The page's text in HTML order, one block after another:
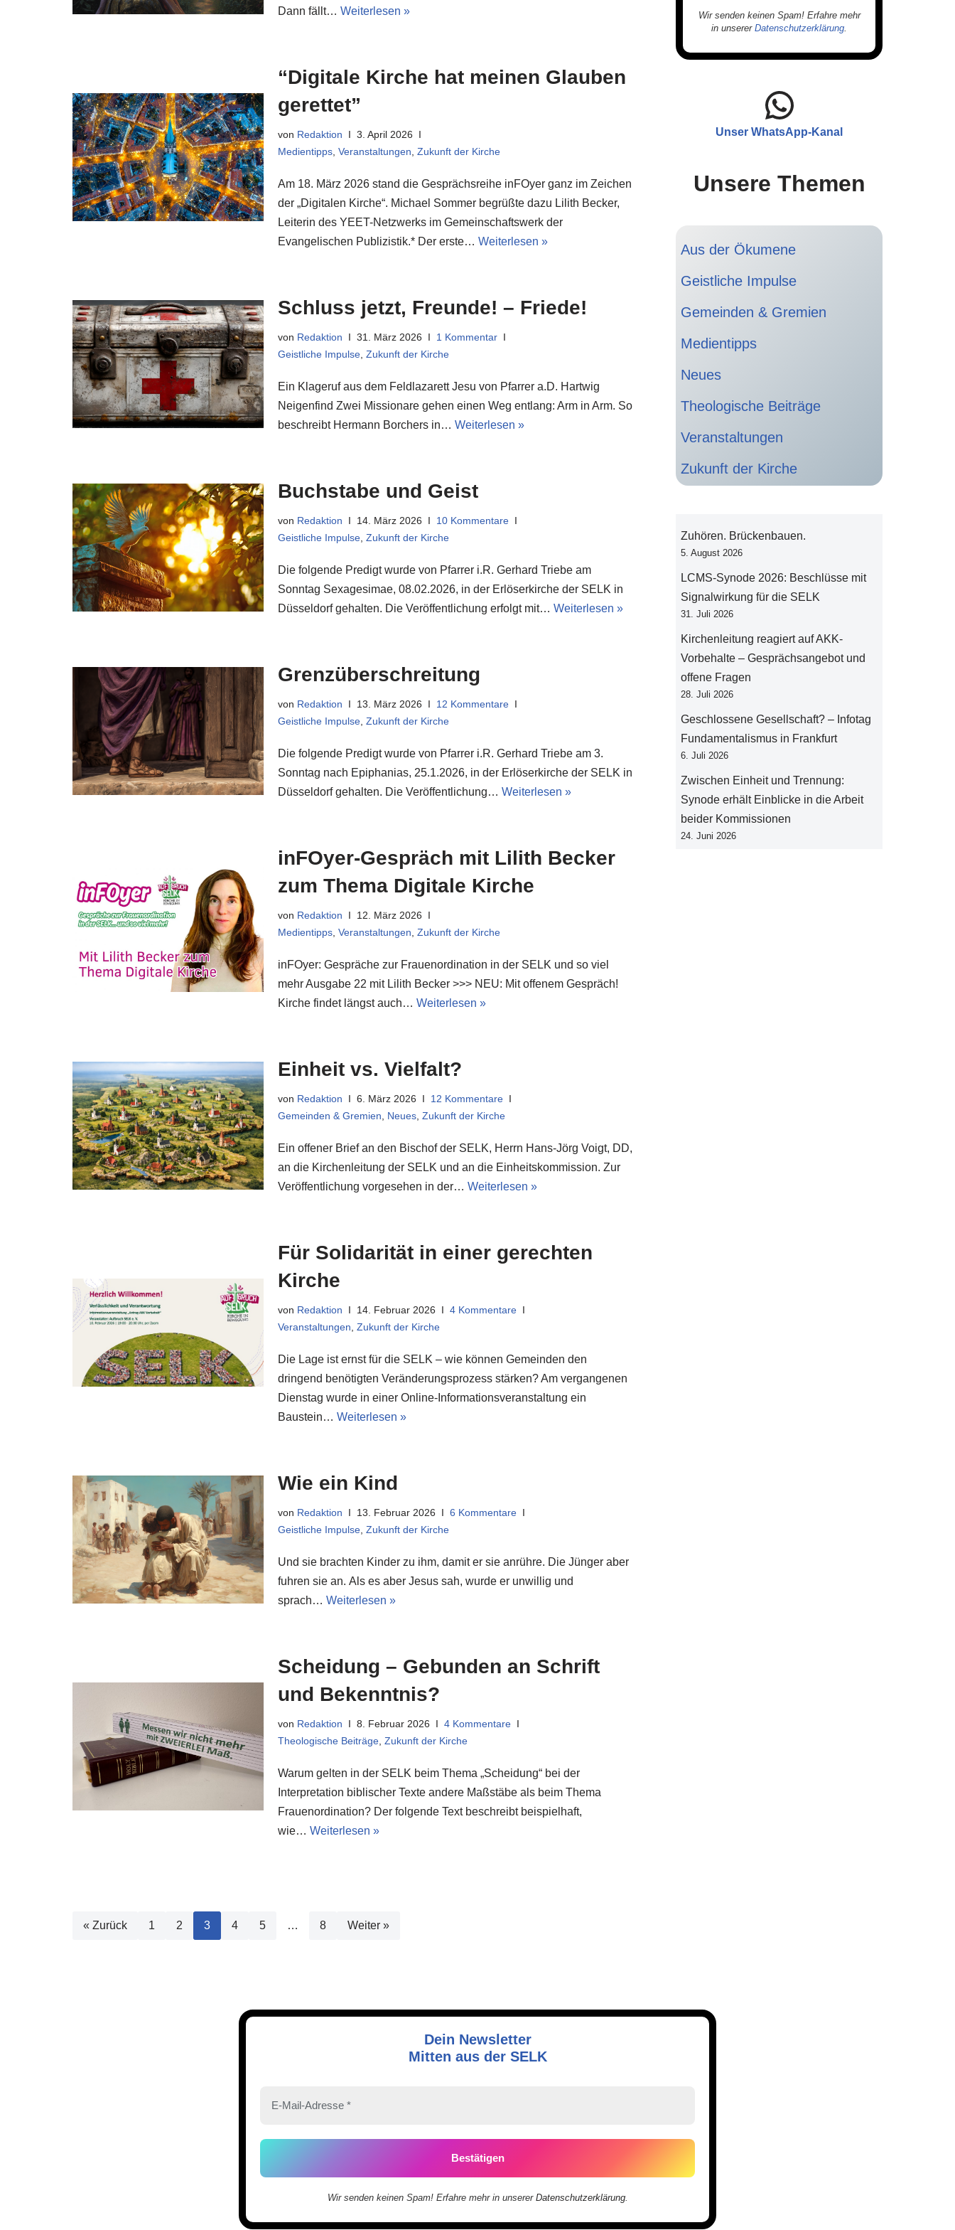
Dann fällt…Weiterlesen »
“Digitale Kirche hat meinen Glauben
gerettet”
von Redaktion
3. April 2026
Medientipps ,Veranstaltungen ,Zukunft der Kirche
Am 18. März 2026 stand die Gesprächsreihe inFOyer ganz im Zeichen
der „Digitalen Kirche“. Michael Sommer begrüßte dazu Lilith Becker,
Leiterin des YEET-Netzwerks im Gemeinschaftswerk der
Evangelischen Publizistik.* Der erste…Weiterlesen »
Schluss jetzt, Freunde! – Friede!
von Redaktion 31. März 2026
1 Kommentar
Geistliche Impulse ,Zukunft der Kirche
Ein Klageruf aus dem Feldlazarett Jesu von Pfarrer a.D. Hartwig
Neigenfind Zwei Missionare gehen einen Weg entlang: Arm in Arm. So
beschreibt Hermann Borchers in…Weiterlesen »
Buchstabe und Geist
von Redaktion 14. März 2026
10 Kommentare
Geistliche Impulse ,Zukunft der Kirche
Die folgende Predigt wurde von Pfarrer i.R. Gerhard Triebe am
Sonntag Sexagesimae, 08.02.2026, in der Erlöserkirche der SELK in
Düsseldorf gehalten. Die Veröffentlichung erfolgt mit…Weiterlesen »
Grenzüberschreitung
von Redaktion 13. März 2026
12 Kommentare
Geistliche Impulse ,Zukunft der Kirche
Die folgende Predigt wurde von Pfarrer i.R. Gerhard Triebe am 3.
Sonntag nach Epiphanias, 25.1.2026, in der Erlöserkirche der SELK in
Düsseldorf gehalten. Die Veröffentlichung…Weiterlesen »
inFOyer-Gespräch mit Lilith Becker
zum Thema Digitale Kirche
von Redaktion
12. März 2026
Medientipps ,Veranstaltungen ,Zukunft der Kirche
inFOyer: Gespräche zur Frauenordination in der SELK und so viel
mehr Ausgabe 22 mit Lilith Becker >>> NEU: Mit offenem Gespräch!
Kirche findet längst auch…Weiterlesen »
Einheit vs. Vielfalt?
von Redaktion 6. März 2026
12 Kommentare
Gemeinden & Gremien
Neues ,Zukunft der Kirche
Ein offener Brief an den Bischof der SELK, Herrn Hans-Jörg Voigt, DD,
an die Kirchenleitung der SELK und an die Einheitskommission. Zur
Veröffentlichung vorgesehen in der…Weiterlesen »
Für Solidarität in einer gerechten
Kirche
von Redaktion 14. Februar 2026
4 Kommentare
Veranstaltungen ,Zukunft der Kirche
Die Lage ist ernst für die SELK – wie können Gemeinden den
dringend benötigten Veränderungsprozess stärken? Am vergangenen
Dienstag wurde in einer Online-Informationsveranstaltung ein
Baustein…Weiterlesen »
Wie ein Kind
von Redaktion 13. Februar 2026
6 Kommentare
Geistliche Impulse ,Zukunft der Kirche
Und sie brachten Kinder zu ihm, damit er sie anrühre. Die Jünger aber
fuhren sie an. Als es aber Jesus sah, wurde er unwillig und
sprach…Weiterlesen »
Scheidung – Gebunden an Schrift
und Bekenntnis?
von Redaktion 8. Februar 2026
4 Kommentare
Theologische Beiträge ,Zukunft der Kirche
Warum gelten in der SELK beim Thema „Scheidung“ bei der
Interpretation biblischer Texte andere Maßstäbe als beim Thema
Frauenordination? Der folgende Text beschreibt beispielhaft,
wie…Weiterlesen »
« Zurück 1 2 3 4 5 … 8 Weiter »
Wir senden keinen Spam! Erfahre mehr
in unserer Datenschutzerklärung.
Unser WhatsApp-Kanal
Unsere Themen
Aus der Ökumene
Geistliche Impulse
Gemeinden & Gremien
Medientipps
Neues
Theologische Beiträge
Veranstaltungen
Zukunft der Kirche
Zuhören. Brückenbauen.
5. August 2026
LCMS-Synode 2026: Beschlüsse mit
Signalwirkung für die SELK
31. Juli 2026
Kirchenleitung reagiert auf AKK-
Vorbehalte – Gesprächsangebot und
offene Fragen
28. Juli 2026
Geschlossene Gesellschaft? – Infotag
Fundamentalismus in Frankfurt
6. Juli 2026
Zwischen Einheit und Trennung:
Synode erhält Einblicke in die Arbeit
beider Kommissionen
24. Juni 2026
Dein Newsletter
Mitten aus der SELK
Wir senden keinen Spam! Erfahre mehr in unserer Datenschutzerklärung.